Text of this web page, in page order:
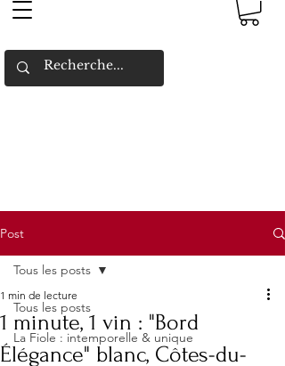
Post
Tous les posts
La Fiole : intemporelle & unique
Tous les posts
1 minute, 1 vin : "Bord
Élégance" blanc, Côtes-du-
1 min de lecture